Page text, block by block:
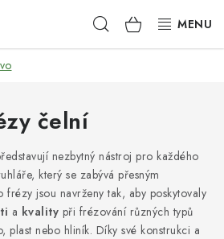
Hledat NÁKUPNÍ
KOŠÍK
čelní
nezbytný nástroj pro každého
který se zabývá přesným
frézy jsou navrženy tak, aby poskytovaly
a kvality při frézování různých typů
plast nebo hliník. Díky své konstrukci a